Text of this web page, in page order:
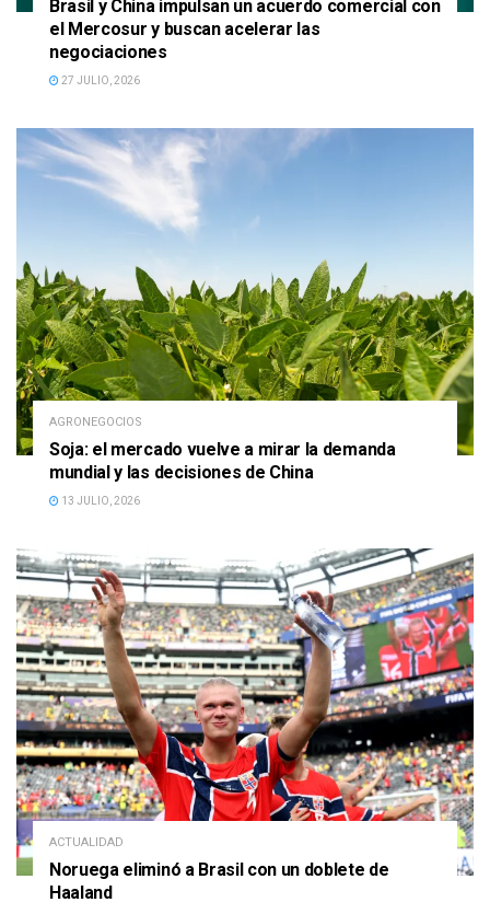
Brasil y China impulsan un acuerdo comercial con
el Mercosur y buscan acelerar las
negociaciones
27 JULIO, 2026
AGRONEGOCIOS
Soja: el mercado vuelve a mirar la demanda
mundial y las decisiones de China
13 JULIO, 2026
ACTUALIDAD
Noruega eliminó a Brasil con un doblete de
Haaland